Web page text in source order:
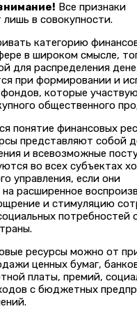
Все признаки
в совокупности.
категорию
в широком смысле,
для распределения
при формировании и
которые
общественного
понятие финансовых
представляют собой
и всевозможные
во всех субъектах
управления, если они
расширенное
и стимуляцию
потребностей
ресурсы можно от
ценных бумаг,
платы, премий,
с бюджетных